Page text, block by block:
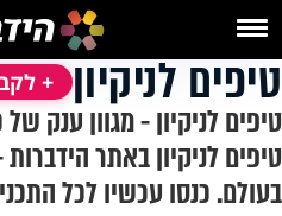
טיפים לניקיון +
טיפים לניקיון - מגוון ענק
טיפים לניקיון באתר
בעולם. כנסו עכשיו לכל